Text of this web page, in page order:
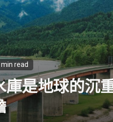
min read
庫是地球的沉